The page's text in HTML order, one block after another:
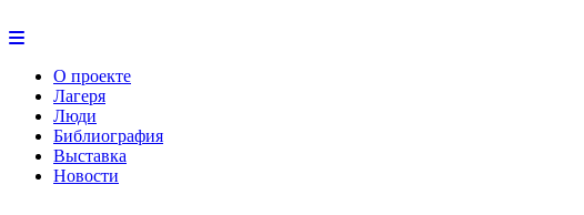
О проекте
Лагеря
Люди
Библиография
Выставка
Новости